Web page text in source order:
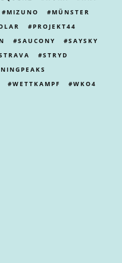
MIZUNO
MÜNSTER
PROJEKT44
SAUCONY
SAYSKY
STRYD
WETTKAMPF
WKO4